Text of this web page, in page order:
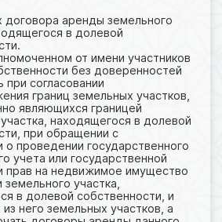
договора аренды земельного
в долевой
от имени участников
без доверенностей
при согласовании
границ земельных участков,
являющихся границей
находящегося в долевой
при обращении с
о проведении государственного
учета или государственной
прав на недвижимое имущество
участка,
в долевой собственности, и
него земельных участков, а